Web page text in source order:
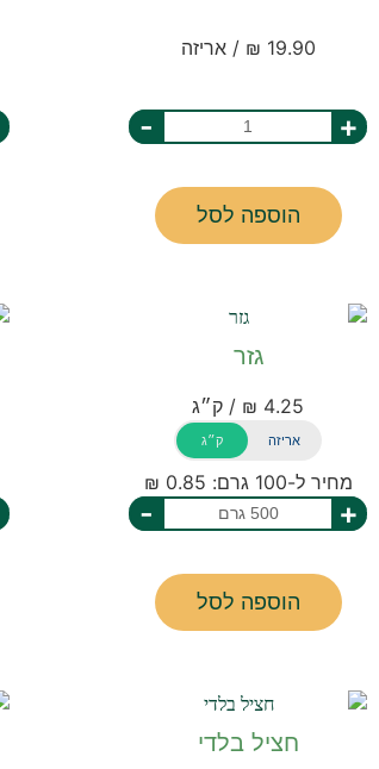
19.90 ₪ / אריזה
+
-
הוספה לסל
גזר
4.25 ₪ / ק״ג
ק״ג אריזה
מחיר ל-100 גרם: 0.85 ₪
+
-
הוספה לסל
חציל בלדי